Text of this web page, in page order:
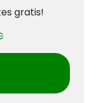
gratis!